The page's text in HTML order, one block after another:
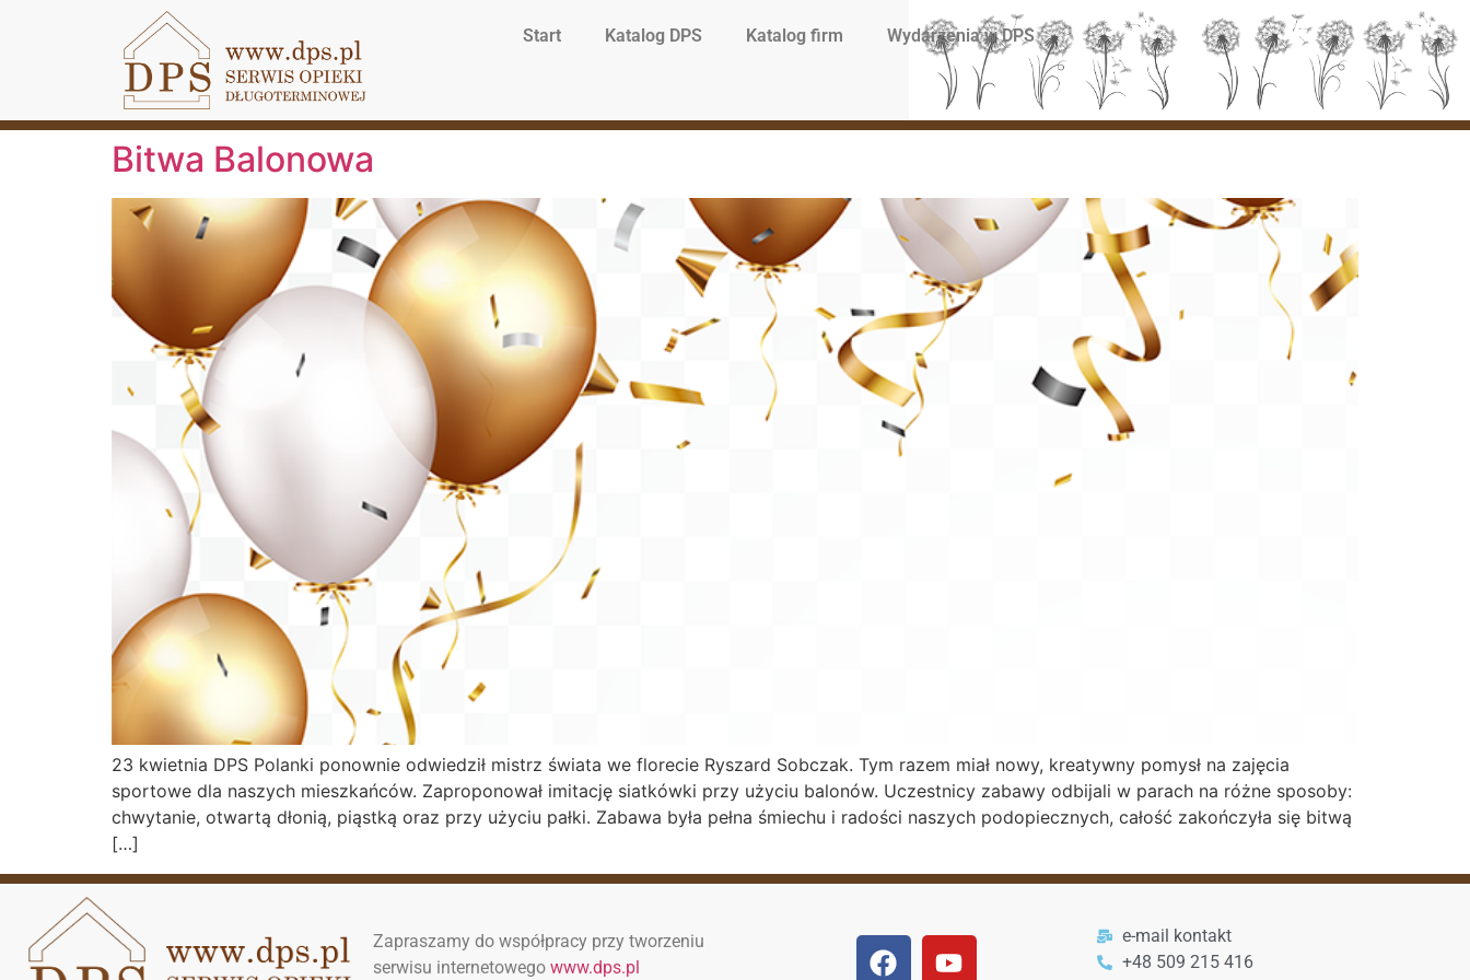
Start Katalog DPS Katalog firm Wydarzenia w DPS
Bitwa Balonowa
23 kwietnia DPS Polanki ponownie odwiedził mistrz świata we florecie Ryszard Sobczak. Tym razem miał nowy, kreatywny pomysł na zajęcia
sportowe dla naszych mieszkańców. Zaproponował imitację siatkówki przy użyciu balonów. Uczestnicy zabawy odbijali w parach na różne sposoby:
chwytanie, otwartą dłonią, piąstką oraz przy użyciu pałki. Zabawa była pełna śmiechu i radości naszych podopiecznych, całość zakończyła się bitwą
[…]
Zapraszamy do współpracy przy tworzeniu
serwisu internetowego www.dps.pl
e-mail kontakt
+48 509 215 416